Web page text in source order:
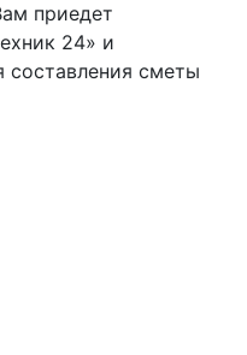
приедет
24» и
составления сметы